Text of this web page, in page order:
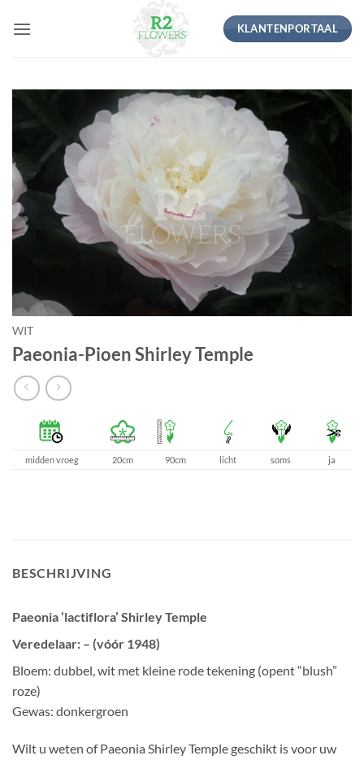
naar
KLANTENPORTAAL
WIT
Paeonia-Pioen Shirley Temple
midden vroeg 20cm 90cm licht soms ja
BESCHRIJVING
Paeonia ‘lactiflora’ Shirley Temple
Veredelaar: – (vóór 1948)
Bloem: dubbel, wit met kleine rode tekening (opent “blush”
roze)
Gewas: donkergroen
Wilt u weten of Paeonia Shirley Temple geschikt is voor uw